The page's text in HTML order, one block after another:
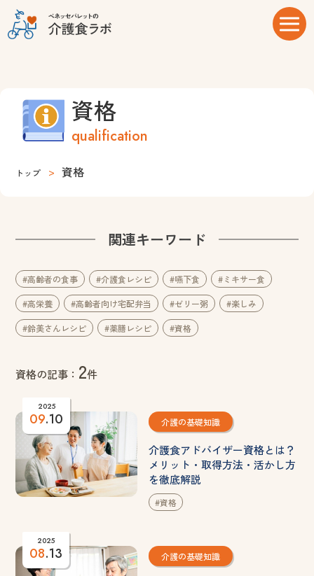
トップ 資格
資格
qualification
関連キーワード
#高齢者の食事 #介護食レシピ #嚥下食 #ミキサー食
#高栄養 #高齢者向け宅配弁当 #ゼリー粥 #楽しみ
#鈴美さんレシピ #薬膳レシピ #資格
資格の記事： 2件
2025
09.10 介護の基礎知識
介護食アドバイザー資格とは？
メリット・取得方法・活かし方
を徹底解説
#資格
2025
08.13 介護の基礎知識